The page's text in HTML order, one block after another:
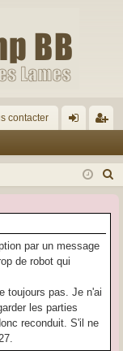
contacter
ne
on
nr
ist
par un message
de robot qui
toujours pas. Je n'ai
les parties
reconduit. S'il ne